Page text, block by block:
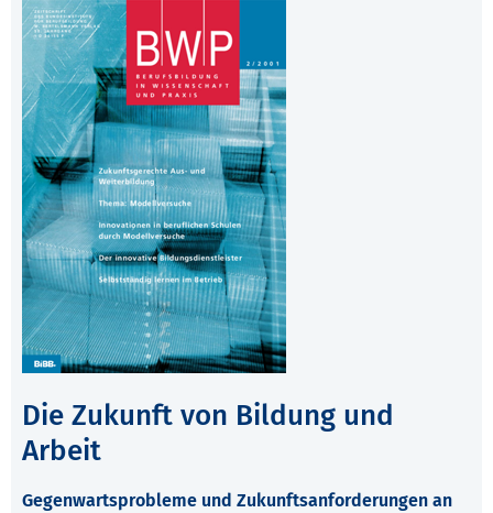
Die Zukunft von Bildung und
Arbeit
Gegenwartsprobleme und Zukunftsanforderungen an